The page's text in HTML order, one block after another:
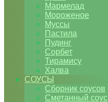
Мармелад
Мороженое
Муссы
Пастила
Пудинг
Сорбет
Тирамису
Халва
СОУСЫ
Сборник соусов
Сметанный соус